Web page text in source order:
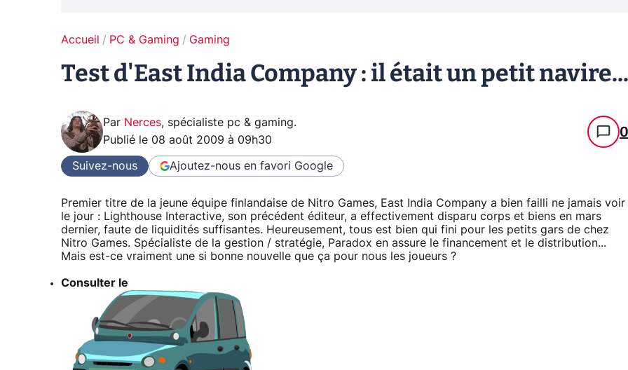
Accueil PC & Gaming Gaming
Test d'East India Company : il était un petit navire...
Par Nerces, spécialiste pc & gaming.
Publié le 08 août 2009 à 09h30 0
Suivez-nous Ajoutez-nous en favori Google
Premier titre de la jeune équipe finlandaise de Nitro Games, East India Company a bien failli ne jamais voir
le jour : Lighthouse Interactive, son précédent éditeur, a effectivement disparu corps et biens en mars
dernier, faute de liquidités suffisantes. Heureusement, tous est bien qui fini pour les petits gars de chez
Nitro Games. Spécialiste de la gestion / stratégie, Paradox en assure le financement et le distribution...
Mais est-ce vraiment une si bonne nouvelle que ça pour nous les joueurs ?
Consulter le